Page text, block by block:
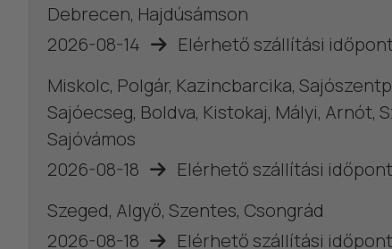
Debrecen, Hajdúsámson
2026-08-14
Elérhető szállítási
Miskolc, Polgár, Kazincbarcika,
Sajóecseg, Boldva, Kistokaj, Mályi, Arnót,
Sajóvámos
2026-08-18
Elérhető szállítási időpont
Szeged, Algyő, Szentes, Csongrád
2026-08-18
Elérhető szállítási időpont